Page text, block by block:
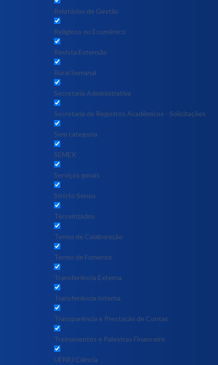
Relatórios de Gestão
Religioso ou Ecumênico
Revista Extensão
Rural Semanal
Secretaria Administrativa
Secretaria de Registros Acadêmicos - Solicitações
Sem categoria
SEMEX
Serviços gerais
Stricto Sensu
Terceirizados
Termo de Colaboração
Termo de Fomento
Transferência Externa
Transferência Interna
Transparência e Prestação de Contas
Treinamentos e Palestras Financeiro
UFRRJ Ciência